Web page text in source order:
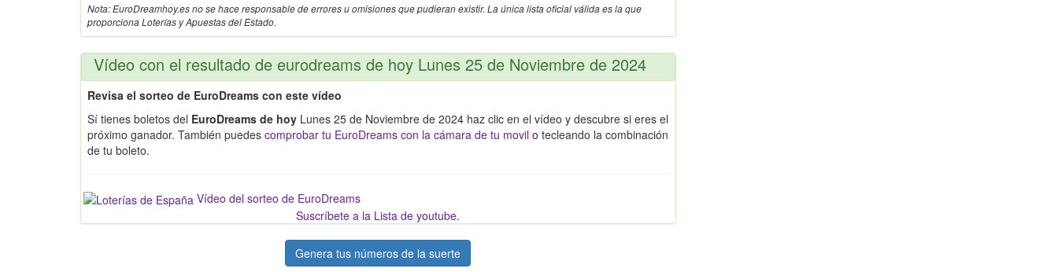
Nota: EuroDreamhoy.es no se hace responsable de errores u omisiones que pudieran existir. La única lista oficial válida es la que
proporciona Loterías y Apuestas del Estado.
Vídeo con el resultado de eurodreams de hoy Lunes 25 de Noviembre de 2024
Revisa el sorteo de EuroDreams con este vídeo
Sí tienes boletos del EuroDreams de hoy Lunes 25 de Noviembre de 2024 haz clic en el vídeo y descubre si eres el
próximo ganador. También puedes comprobar tu EuroDreams con la cámara de tu movil o tecleando la combinación
de tu boleto.
Vídeo del sorteo de EuroDreams
Suscríbete a la Lista de youtube.
Genera tus números de la suerte